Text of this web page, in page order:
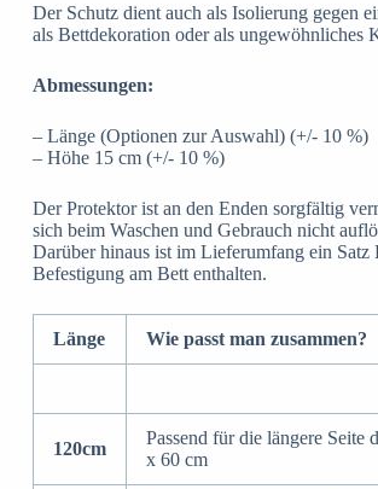
Der Schutz dient auch als Isolierung gegen
als Bettdekoration oder als ungewöhnliches
Abmessungen:
– Länge (Optionen zur Auswahl) (+/- 10 %)
– Höhe 15 cm (+/- 10 %)
Der Protektor ist an den Enden sorgfältig
sich beim Waschen und Gebrauch nicht
Darüber hinaus ist im Lieferumfang ein Satz
Befestigung am Bett enthalten.
Länge Wie passt man zusammen?
120cm
Passend für die längere Seite
x 60 cm